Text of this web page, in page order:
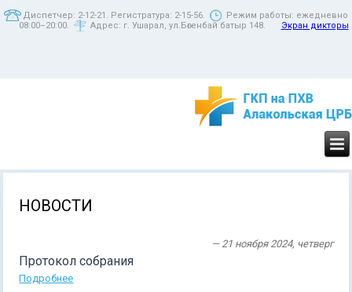
Диспетчер: 2-12-21. Регистратура: 2-15-56.
Режим работы: ежедневно
08:00–20:00.
Адрес: г. Ушарал, ул.Бөгенбай батыр 148. Экран дикторы
НОВОСТИ
— 21 ноября 2024, четверг
Протокол собрания
Подробнее